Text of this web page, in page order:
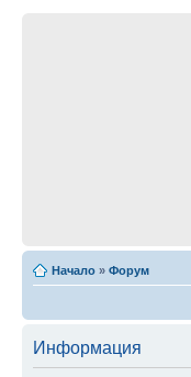
Начало » Форум
Информация